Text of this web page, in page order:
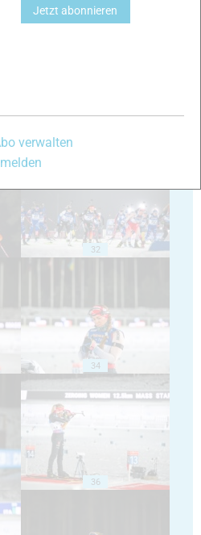
28
32
34
36
Jetzt abonnieren
verwalten